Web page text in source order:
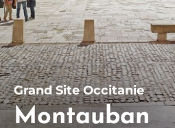
Grand Site Occitanie
Montauban